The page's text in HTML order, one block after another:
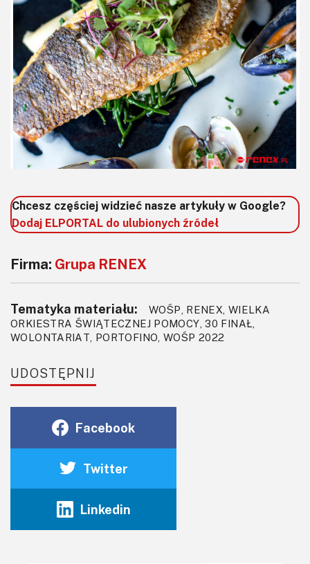
Chcesz częściej widzieć nasze artykuły w Google?
Dodaj ELPORTAL do ulubionych źródeł
Firma: Grupa RENEX
Tematyka materiału:
WOŚP, RENEX, WIELKA
ORKIESTRA ŚWIĄTECZNEJ POMOCY, 30 FINAŁ,
WOLONTARIAT, PORTOFINO, WOŚP 2022
UDOSTĘPNIJ
Facebook
Twitter
Linkedin